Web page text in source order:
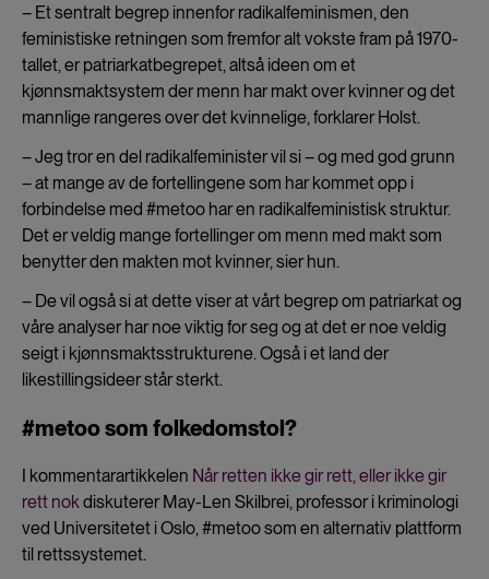
– Et sentralt begrep innenfor radikalfeminismen, den
feministiske retningen som fremfor alt vokste fram på 1970-
tallet, er patriarkatbegrepet, altså ideen om et
kjønnsmaktsystem der menn har makt over kvinner og det
mannlige rangeres over det kvinnelige, forklarer Holst.
– Jeg tror en del radikalfeminister vil si – og med god grunn
– at mange av de fortellingene som har kommet opp i
forbindelse med #metoo har en radikalfeministisk struktur.
Det er veldig mange fortellinger om menn med makt som
benytter den makten mot kvinner, sier hun.
– De vil også si at dette viser at vårt begrep om patriarkat og
våre analyser har noe viktig for seg og at det er noe veldig
seigt i kjønnsmaktsstrukturene. Også i et land der
likestillingsideer står sterkt.
#metoo som folkedomstol?
I kommentarartikkelen Når retten ikke gir rett, eller ikke gir
rett nokdiskuterer May-Len Skilbrei, professor i kriminologi
ved Universitetet i Oslo, #metoo som en alternativ plattform
til rettssystemet.